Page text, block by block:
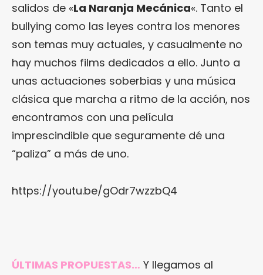
salidos de «La Naranja Mecánica«. Tanto el
bullying como las leyes contra los menores
son temas muy actuales, y casualmente no
hay muchos films dedicados a ello. Junto a
unas actuaciones soberbias y una música
clásica que marcha a ritmo de la acción, nos
encontramos con una película
imprescindible que seguramente dé una
“paliza” a más de uno.
https://youtu.be/gOdr7wzzbQ4
ÚLTIMAS PROPUESTAS… Y llegamos al